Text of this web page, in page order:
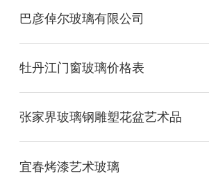
巴彦倬尔玻璃有限公司
牡丹江门窗玻璃价格表
张家界玻璃钢雕塑花盆艺术品
宜春烤漆艺术玻璃